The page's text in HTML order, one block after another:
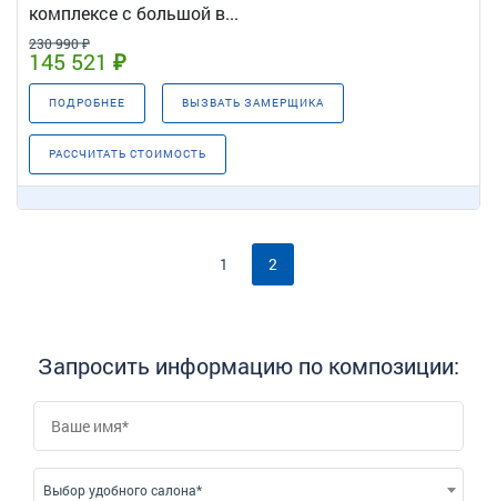
комплексе с большой в...
230 990 ₽
145 521 ₽
ПОДРОБНЕЕ ВЫЗВАТЬ ЗАМЕРЩИКА
РАССЧИТАТЬ СТОИМОСТЬ
1 2
Запросить информацию по композиции:
Выбор удобного салона*